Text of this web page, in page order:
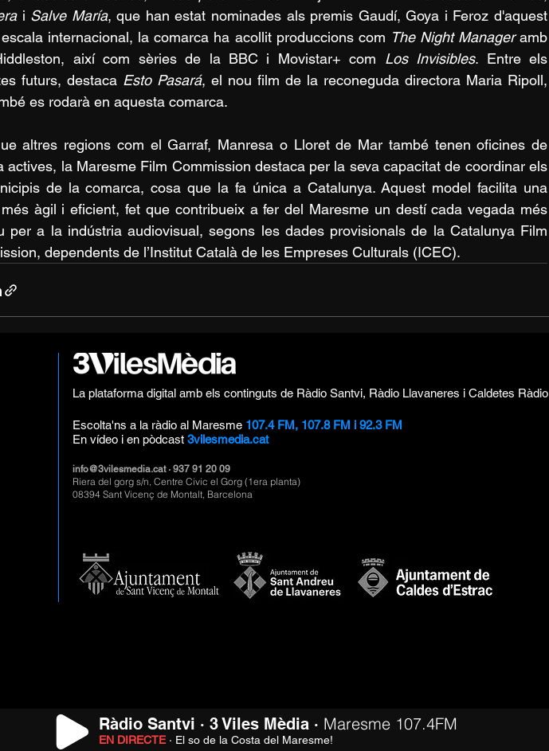
i Salve María, que han estat nominades als premis Gaudí, Goya i Feroz d'aquest
internacional, la comarca ha acollit produccions com The Night Manager amb
així com sèries de la BBC i Movistar+ com Los Invisibles. Entre els
futurs, destaca Esto Pasará, el nou film de la reconeguda directora Maria Ripoll,
es rodarà en aquesta comarca.
altres regions com el Garraf, Manresa o Lloret de Mar també tenen oficines de
actives, la Maresme Film Commission destaca per la seva capacitat de coordinar els
de la comarca, cosa que la fa única a Catalunya. Aquest model facilita una
àgil i eficient, fet que contribueix a fer del Maresme un destí cada vegada més
per a la indústria audiovisual, segons les dades provisionals de la Catalunya Film
dependents de l’Institut Català de les Empreses Culturals (ICEC).
Ràdio Santvi · 3 Viles Mèdia · Maresme 107.4FM
EN DIRECTE· El so de la Costa del Maresme!
La plataforma digital amb els continguts de Ràdio Santvi, Ràdio Llavaneres i Caldetes Ràdio
Escolta'ns a la ràdio al Maresme 107.4 FM, 107.8 FM i 92.3 FM
En vídeo i en pòdcast 3vilesmedia.cat
info@3vilesmedia.cat· 937 91 20 09
Riera del gorg s/n, Centre Civic el Gorg (1era planta)
08394 Sant Vicenç de Montalt, Barcelona